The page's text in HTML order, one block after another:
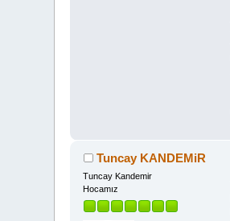
Tuncay KANDEMiR
Tuncay Kandemir
Hocamız